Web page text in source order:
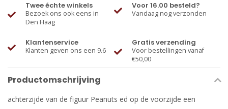
Twee échte winkels
Bezoek ons ook eens in
Den Haag
Voor 16.00 besteld?
Vandaag nog verzonden
Klantenservice
Klanten geven ons een 9.6
Gratis verzending
Voor bestellingen vanaf
€50,00
Productomschrijving
achterzijde van de figuur Peanuts ed op de voorzijde een